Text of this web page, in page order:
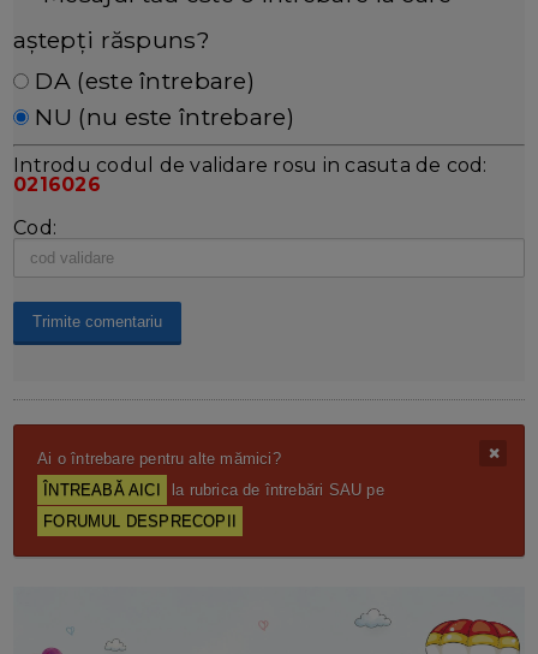
aștepți răspuns?
DA (este întrebare)
NU (nu este întrebare)
Introdu codul de validare rosu in casuta de cod:
0216026
Cod:
Ai o întrebare pentru alte mămici?
ÎNTREABĂ AICI
la rubrica de întrebări SAU pe
FORUMUL DESPRECOPII